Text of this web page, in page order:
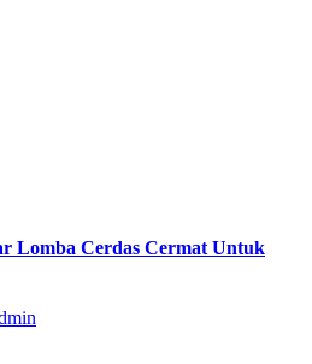
Lomba Cerdas Cermat Untuk